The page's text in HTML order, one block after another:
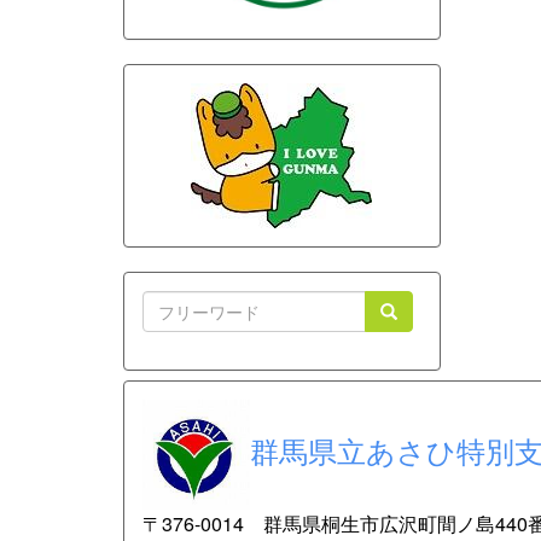
群馬県立あさひ特別
〒376-0014 群馬県桐生市広沢町間ノ島440